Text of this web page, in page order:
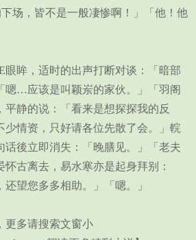
场，皆不是一般凄惨啊！」「他！他
眸，适时的出声打断对谈：「暗部
嗯…应该是叫颖岽的家伙。」「羽阁
静的说：「看来是想探探我的反
少情资，只好请各位先散了会。」輐
话後立即消失：「晚膳见。」「老夫
古离去，易水寒亦是起身拜别：
还望您多多相助。」「嗯。」
多请搜索文窗小